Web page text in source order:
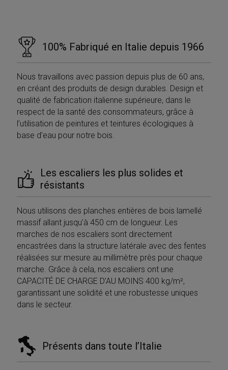
100% Fabriqué en Italie depuis 1966
Nous travaillons avec passion depuis plus de 60 ans,
en créant des produits de design durables. Design et
qualité de fabrication italienne supérieure, dans le
respect de la santé des consommateurs, grâce à
l’utilisation de peintures et teintures écologiques à
base d’eau pour notre bois.
Les escaliers les plus solides et
résistants
Nous utilisons des planches entières de bois lamellé
massif allant jusqu’à 450 cm de longueur. Les
marches de nos escaliers sont directement
encastrées dans la structure latérale avec des fentes
réalisées sur mesure au millimètre près pour chaque
marche. Grâce à cela, nos escaliers ont une
CAPACITÉ DE CHARGE D’AU MOINS 400 kg/m²,
garantissant une solidité et une robustesse uniques
dans le secteur.
Présents dans toute l’Italie